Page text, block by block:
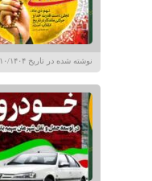
نوشته شده در تاریخ ۰۹/۱۰/۱۴۰۴ ساعت ۱۰:۰۱ |